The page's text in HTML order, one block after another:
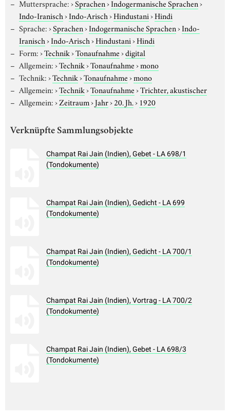
Muttersprache:›Sprachen›Indogermanische Sprachen›
Indo-Iranisch›Indo-Arisch›Hindustani›Hindi
Sprache:›Sprachen›Indogermanische Sprachen›Indo-
Iranisch›Indo-Arisch›Hindustani›Hindi
Form:›Technik›Tonaufnahme›digital
Allgemein:›Technik›Tonaufnahme›mono
Technik:›Technik›Tonaufnahme›mono
Allgemein:›Technik›Tonaufnahme›Trichter, akustischer
Allgemein:›Zeitraum›Jahr›20. Jh.› 1920
Verknüpfte Sammlungsobjekte
Champat Rai Jain (Indien), Gebet - LA 698/1
(Tondokumente)
Champat Rai Jain (Indien), Gedicht - LA 699
(Tondokumente)
Champat Rai Jain (Indien), Gedicht - LA 700/1
(Tondokumente)
Champat Rai Jain (Indien), Vortrag - LA 700/2
(Tondokumente)
Champat Rai Jain (Indien), Gebet - LA 698/3
(Tondokumente)